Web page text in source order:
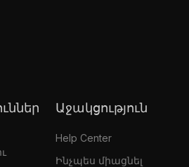
Աջակցություն
Help Center
Ինչպես միացնել